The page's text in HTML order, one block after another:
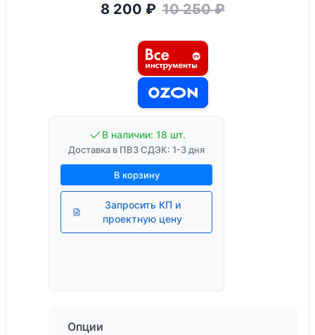
8 200 ₽ 10 250₽
В наличии: 18 шт.
Доставка в ПВЗ СДЭК: 1-3 дня
В корзину
Запросить КП и
проектную цену
Опции